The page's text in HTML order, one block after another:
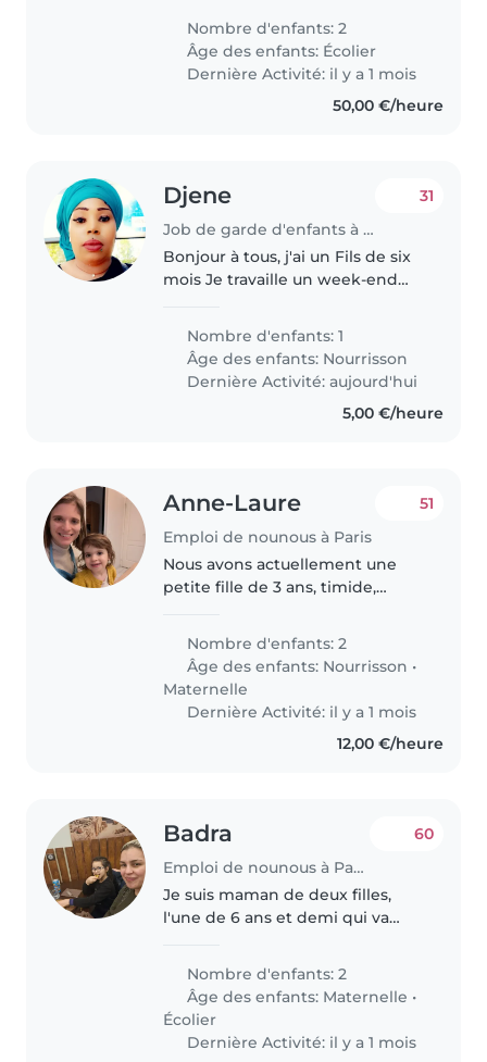
nos deux enfants en âge d'aller à
l'école. Nos enfants sont
amicaux, intelligents et
affectueux...
Nombre d'enfants: 2
Âge des enfants: Écolier
Dernière Activité: il y a 1 mois
50,00 €/heure
Djene
Job de garde d'enfants à Paris
31
Bonjour à tous, j'ai un Fils de six
mois Je travaille un week-end
semaine la personne ne travaille
pas tous les jours la personne
travaille un week-end..
Nombre d'enfants: 1
Âge des enfants: Nourrisson
Dernière Activité: aujourd'hui
5,00 €/heure
Anne-Laure
Emploi de nounous à Paris
51
Nous avons actuellement une
petite fille de 3 ans, timide,
deuxième doit naître d'ici
quelques semaines. Nous
recherchons une nounou pour
s'occuper..
Nombre d'enfants: 2
Âge des enfants: Nourrisson •
Maternelle
Dernière Activité: il y a 1 mois
12,00 €/heure
Badra
Emploi de nounous à Paris
60
Je suis maman de deux filles,
l'une de 6 ans et demi qui va
section maternelle. Nous
sommes une famille joyeuse,
attentive,..
Nombre d'enfants: 2
Âge des enfants: Maternelle •
Écolier
Dernière Activité: il y a 1 mois